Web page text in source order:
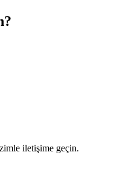
iletişime geçin.